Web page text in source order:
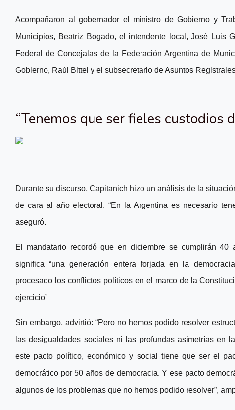
Acompañaron al gobernador el ministro de Gobierno y
Municipios, Beatriz Bogado, el intendente local, José Luis
Federal de Concejalas de la Federación Argentina de
Gobierno, Raúl Bittel y el subsecretario de Asuntos
“Tenemos que ser fieles custodios
Durante su discurso, Capitanich hizo un análisis de la
de cara al año electoral. “En la Argentina es necesario
aseguró.
El mandatario recordó que en diciembre se cumplirán 40
significa “una generación entera forjada en la
procesado los conflictos políticos en el marco de la
ejercicio”
Sin embargo, advirtió: “Pero no hemos podido resolver
las desigualdades sociales ni las profundas asimetrías en
este pacto político, económico y social tiene que ser el
democrático por 50 años de democracia. Y ese pacto
algunos de los problemas que no hemos podido resolver”,